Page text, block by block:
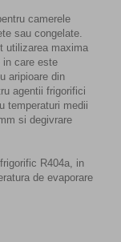
camerele
sau congelate.
utilizarea maxima
in care este
aripioare din
agentii frigorifici
temperaturi medii
si degivrare
R404a, in
de evaporare